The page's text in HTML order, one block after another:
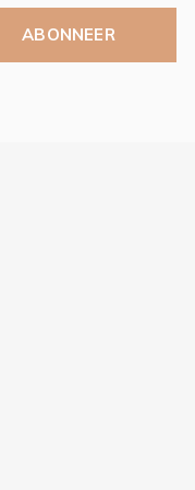
ABONNEER